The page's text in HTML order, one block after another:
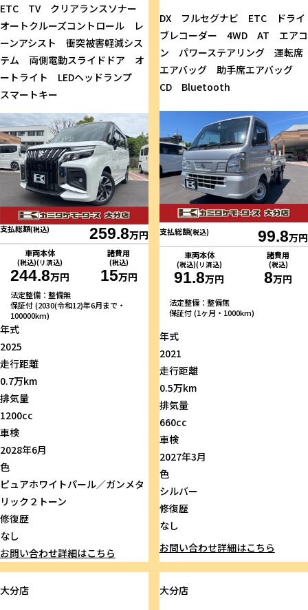
ETC TV クリアランスソナー
オートクルーズコントロール レ
ーンアシスト 衝突被害軽減シス
テム 両側電動スライドドア オ
ートライト LEDヘッドランプ
スマートキー
支払総額(税込) 259.8万円
車両本体
(税込)(リ済込)
244.8万円
諸費用
(税込)
15万円
法定整備：整備無
保証付 (2030(令和12)年6月まで・
100000km)
年式
2025
走行距離
0.7万km
排気量
1200cc
車検
2028年6月
色
ピュアホワイトパール／ガンメタ
リック２トーン
修復歴
なし
お問い合わせ詳細はこちら
DX フルセグナビ ETC ドライ
ブレコーダー 4WD AT エアコ
ン パワーステアリング 運転席
エアバッグ 助手席エアバッグ
CD Bluetooth
支払総額(税込) 99.8万円
車両本体
(税込)(リ済込)
91.8万円
諸費用
(税込)
8万円
法定整備：整備無
保証付 (1ヶ月・1000km)
年式
2021
走行距離
0.5万km
排気量
660cc
車検
2027年3月
色
シルバー
修復歴
なし
お問い合わせ詳細はこちら
大分店 大分店